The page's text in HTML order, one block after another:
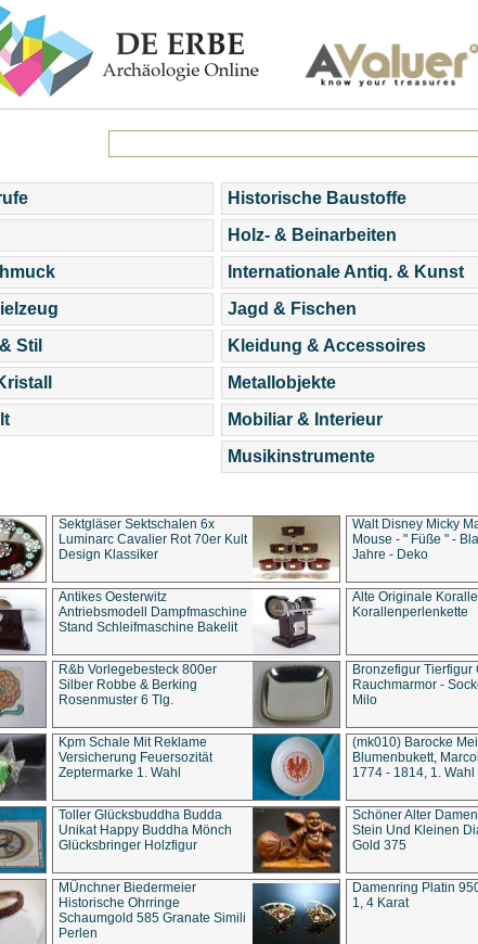
Stil
Historische Baustoffe
Holz- & Beinarbeiten
Internationale Antiq. & Kunst
Jagd & Fischen
Kleidung & Accessoires
Metallobjekte
Mobiliar & Interieur
Musikinstrumente
Sektgläser Sektschalen 6x
Luminarc Cavalier Rot 70er Kult
Design Klassiker
Walt Disney Micky
Mouse - " Füße " -
Jahre - Deko
Antikes Oesterwitz
Antriebsmodell Dampfmaschine
Stand Schleifmaschine Bakelit
Alte Originale
Korallenperlenkette
R&b Vorlegebesteck 800er
Silber Robbe & Berking
Rosenmuster 6 Tlg.
Bronzefigur Tierfigur
Rauchmarmor -
Milo
Kpm Schale Mit Reklame
Versicherung Feuersozität
Zeptermarke 1. Wahl
(mk010) Barocke
Blumenbukett,
1774 - 1814, 1. Wahl
Toller Glücksbuddha Budda
Unikat Happy Buddha Mönch
Glücksbringer Holzfigur
Schöner Alter
Stein Und Kleinen
Gold 375
MÜnchner Biedermeier
Historische Ohrringe
Schaumgold 585 Granate Simili
Perlen
Damenring Platin
1, 4 Karat